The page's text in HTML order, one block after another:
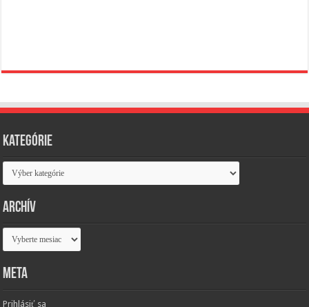
Kategórie
Kategórie
Archív
Archív
Meta
Prihlásiť sa